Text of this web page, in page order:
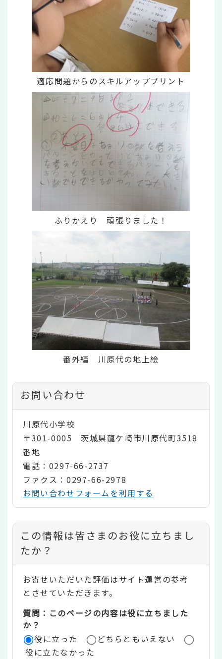
適応問題からのスキルアッププリント
ふりかえり 頑張りました！
番外編 川原代の地上絵
お問い合わせ
川原代小学校
〒301-0005 茨城県龍ケ崎市川原代町3518
番地
電話：0297-66-2737
ファクス：0297-66-2978
お問い合わせフォームを利用する
コ
ン
テ
ン
ツ
評
価
この情報は皆さまのお役に立ちまし
たか？
お寄せいただいた評価はサイト運営の参考
とさせていただきます。
質問：このページの内容は役に立ちました
か？
役に立った
どちらともいえない
役に立たなかった